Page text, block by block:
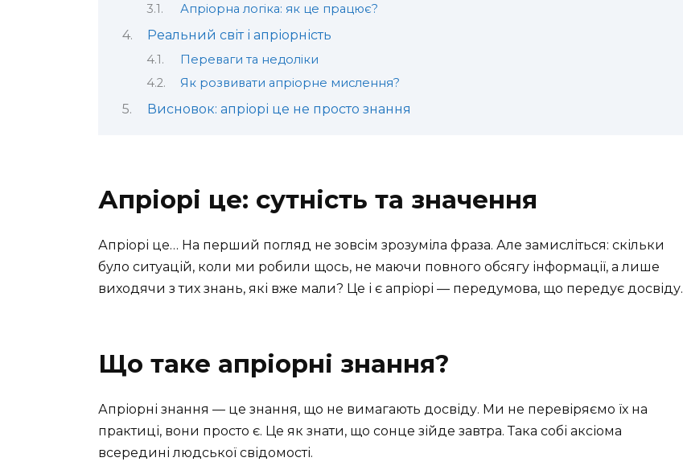
Апріорна логіка: як це працює?
Реальний світ і апріорність
Переваги та недоліки
Як розвивати апріорне мислення?
Висновок: апріорі це не просто знання
Апріорі це: сутність та значення
Апріорі це… На перший погляд не зовсім зрозуміла фраза. Але замисліться: скільки
було ситуацій, коли ми робили щось, не маючи повного обсягу інформації, а лише
виходячи з тих знань, які вже мали? Це і є апріорі — передумова, що передує досвіду.
Що таке апріорні знання?
Апріорні знання — це знання, що не вимагають досвіду. Ми не перевіряємо їх на
практиці, вони просто є. Це як знати, що сонце зійде завтра. Така собі аксіома
всередині людської свідомості.